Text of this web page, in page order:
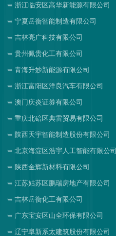
浙江临安区高华新能源有限公司
宁夏岳衡智能制造有限公司
吉林亮广科技有限公司
贵州佩贵化工有限公司
青海升妙新能源有限公司
浙江富阳区洋良汽车有限公司
澳门庆炎证券有限公司
重庆北碚区典雷贸易有限公司
陕西天宇智能制造股份有限公司
北京海淀区浩宇人工智能有限公司
陕西金辉新材料有限公司
江苏姑苏区鹏瑞房地产有限公司
吉林岳衡化工有限公司
广东宝安区山全环保有限公司
辽宁阜新系太建筑股份有限公司